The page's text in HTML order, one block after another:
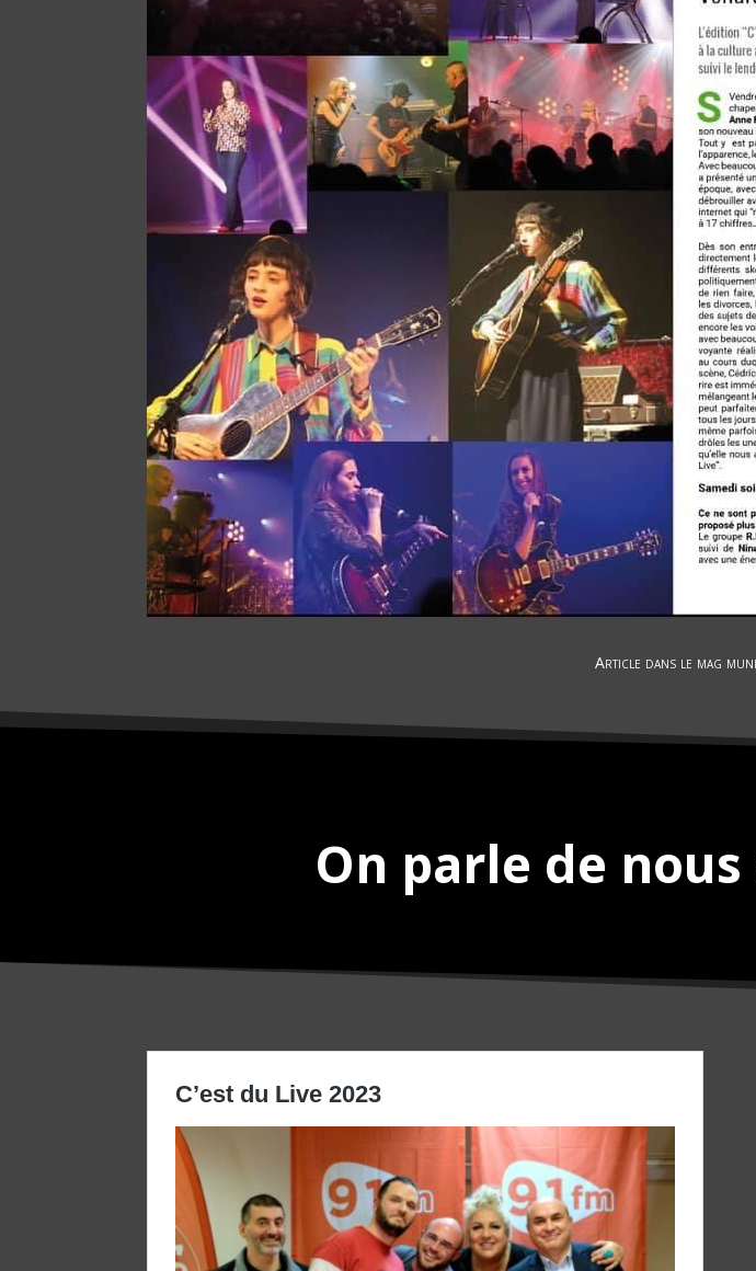
Article dans le mag
On parle de
C’est du Live 2023